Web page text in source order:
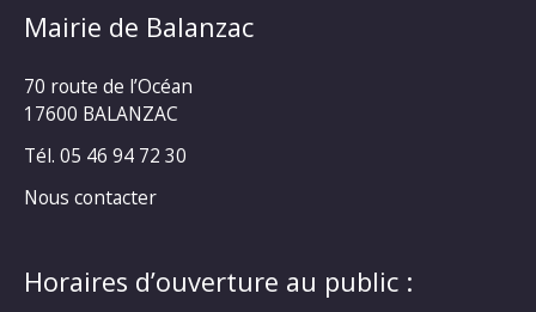
Mairie de Balanzac
70 route de l’Océan
17600 BALANZAC
Tél. 05 46 94 72 30
Nous contacter
Horaires d’ouverture au public :